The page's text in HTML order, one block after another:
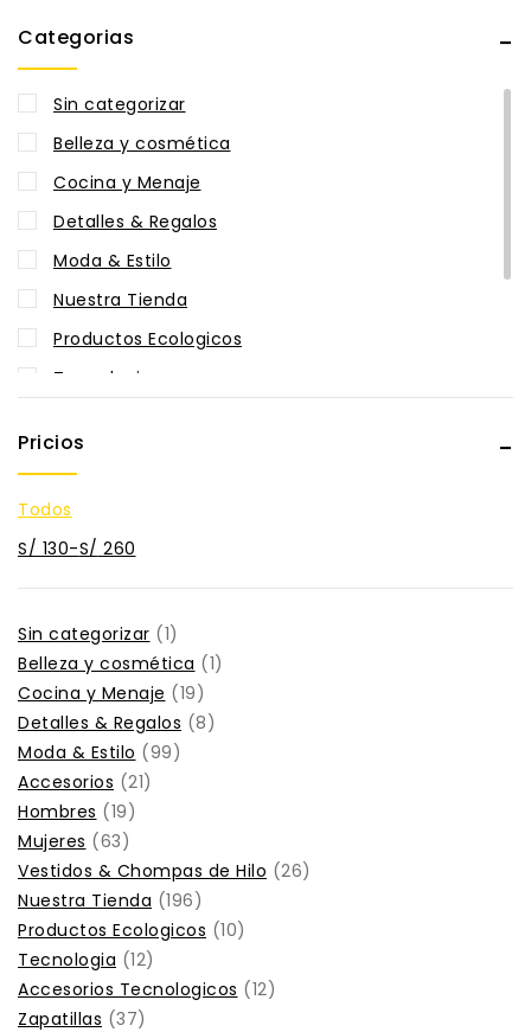
Categorias
Sin categorizar
Belleza y cosmética
Cocina y Menaje
Detalles & Regalos
Moda & Estilo
Nuestra Tienda
Productos Ecologicos
Tecnologia
Zona del Hincha
Pricios
Todos
S/ 130-S/ 260
Sin categorizar
1
Belleza y cosmética
1
Cocina y Menaje
19
Detalles & Regalos
8
Moda & Estilo
99
Accesorios
21
Hombres
19
Mujeres
63
Vestidos & Chompas de Hilo
26
Nuestra Tienda
196
Productos Ecologicos
10
Tecnologia
12
Accesorios Tecnologicos
12
Zapatillas
37